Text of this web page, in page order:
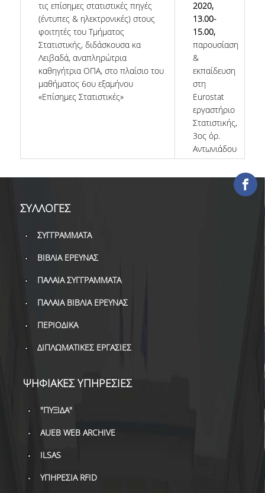
ΕΡΓΑ ΑΝΑΠΤΥΞΗΣ
ΕΝΤΥΠΕΣ ΣΥΛΛΟΓΕΣ
ΨΗΦΙΑΚΕΣ ΠΗΓΕΣ
ΚΕΝΤΡΑ ΤΕΚΜΗΡΙΩΣΗΣ
τις επίσημες στατιστικές πηγές
(έντυπες & ηλεκτρονικές) στους
φοιτητές του Τμήματος
Στατιστικής, διδάσκουσα κα
Λειβαδά, αναπληρώτρια
καθηγήτρια ΟΠΑ, στο πλαίσιο του
μαθήματος 6ου εξαμήνου
«Επίσημες Στατιστικές»
2020,
13.00-
15.00,
παρουσίαση
&
εκπαίδευση
στη
Eurostat
εργαστήριο
Στατιστικής,
3ος όρ.
Αντωνιάδου
ΣΥΛΛΟΓΕΣ
ΣΥΓΓΡΑΜΜΑΤΑ
ΒΙΒΛΙΑ ΕΡΕΥΝΑΣ
ΠΑΛΑΙΑ ΣΥΓΓΡΑΜΜΑΤΑ
ΠΑΛΑΙΑ ΒΙΒΛΙΑ ΕΡΕΥΝΑΣ
ΠΕΡΙΟΔΙΚΑ
ΔΙΠΛΩΜΑΤΙΚΕΣ ΕΡΓΑΣΙΕΣ
ΨΗΦΙΑΚΕΣ ΥΠΗΡΕΣΙΕΣ
"ΠΥΞΙΔΑ"
AUEB WEB ARCHIVE
ILSAS
ΥΠΗΡΕΣΙΑ RFID